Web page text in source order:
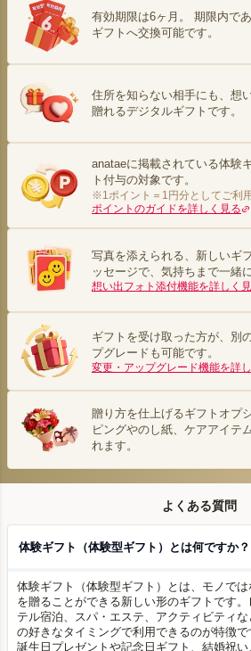
有効期限は6ヶ月。 期限内で
ギフトへ交換可能です。
住所を知らない相手にも、想
贈れるデジタルギフトです。
anataeに掲載されている体験
ト付与の対象です。
※1ポイント＝1円分としてご利
ポイントのガイドを詳しく見る
写真を添えられる、新しいギ
ッセージで、気持ちまで一緒
想い出フォト添付機能を詳しく
ギフトを受け取った方が、別
プグレードも可能です。
変更・アップグレード機能を詳
贈り方を仕上げるギフトオプ
ピングやのし紙、ケアアイテ
れます。
よくある質問
体験ギフト（体験型ギフト）とは何ですか？
体験ギフト（体験型ギフト）とは、モノでは
を贈ることができる新しい形のギフトです
テル宿泊、スパ・エステ、アクティビティ
の好きなタイミングで利用できるのが特徴で
誕生日プレゼントや記念日ギフト、結婚祝